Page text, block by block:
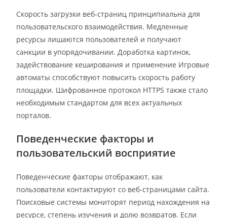
Скорость загрузки веб-страниц принципиальна для
пользовательского взаимодействия. Медленные
ресурсы лишаются пользователей и получают
санкции в упорядочивании. Доработка картинок,
задействование кеширования и применение Игровые
автоматы способствуют повысить скорость работу
площадки. Шифрованное протокол HTTPS также стало
необходимым стандартом для всех актуальных
порталов.
Поведенческие факторы и
пользовательский восприятие
Поведенческие факторы отображают, как
пользователи контактируют со веб-страницами сайта.
Поисковые системы мониторят период нахождения на
ресурсе, степень изучения и долю возвратов. Если